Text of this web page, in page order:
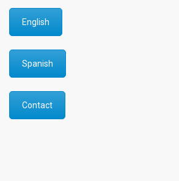
English
Spanish
Contact